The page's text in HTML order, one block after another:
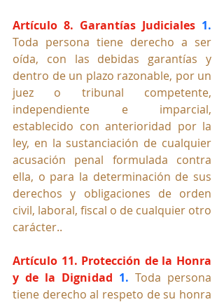
Artículo 8. Garantías Judiciales 1.
Toda persona tiene derecho a ser
oída, con las debidas garantías y
dentro de un plazo razonable, por un
juez o tribunal competente,
independiente e imparcial,
establecido con anterioridad por la
ley, en la sustanciación de cualquier
acusación penal formulada contra
ella, o para la determinación de sus
derechos y obligaciones de orden
civil, laboral, fiscal o de cualquier otro
carácter..
Artículo 11. Protección de la Honra
y de la Dignidad 1. Toda persona
tiene derecho al respeto de su honra